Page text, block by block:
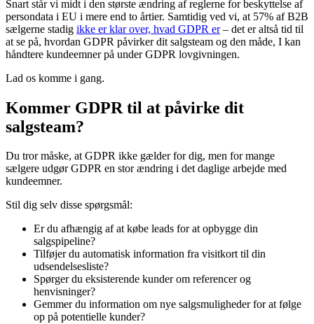
Snart står vi midt i den største ændring af reglerne for beskyttelse af
persondata i EU i mere end to årtier. Samtidig ved vi, at 57% af B2B
sælgerne stadig ikke er klar over, hvad GDPR er– det er altså tid til
at se på, hvordan GDPR påvirker dit salgsteam og den måde, I kan
håndtere kundeemner på under GDPR lovgivningen.
Lad os komme i gang.
Kommer GDPR til at påvirke dit
salgsteam?
Du tror måske, at GDPR ikke gælder for dig, men for mange
sælgere udgør GDPR en stor ændring i det daglige arbejde med
kundeemner.
Stil dig selv disse spørgsmål:
Er du afhængig af at købe leads for at opbygge din
salgspipeline?
Tilføjer du automatisk information fra visitkort til din
udsendelsesliste?
Spørger du eksisterende kunder om referencer og
henvisninger?
Gemmer du information om nye salgsmuligheder for at følge
op på potentielle kunder?